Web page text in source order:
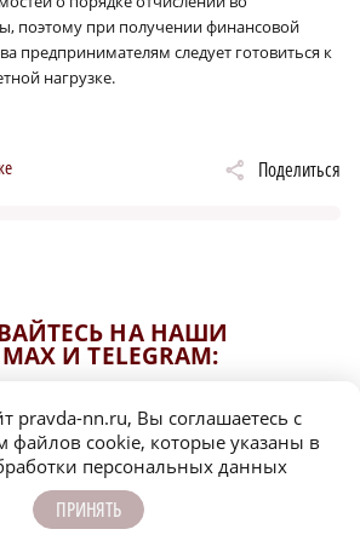
поэтому при получении финансовой
предпринимателям следует готовиться к
нагрузке.
Поделиться
НА НАШИ
И TELEGRAM:
НИЖЕГОРОДСКАЯ ПРАВДА
Быстро, честно, точно. И ничего лишнего
pravda-nn.ru, Вы соглашаетесь с
файлов cookie, которые указаны в
персональных данных
ПРИНЯТЬ